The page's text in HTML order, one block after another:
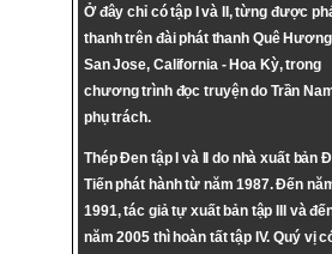
Ở đây chỉ có tập I và II, từng được
thanh trên đài phát thanh Quê
San Jose, California - Hoa Kỳ, trong
chương trình đọc truyện do Trần
phụ trách.
Thép Đen tập I và II do nhà xuất bản
Tiến phát hành từ năm 1987. Đến
1991, tác giả tự xuất bản tập III và
năm 2005 thì hoàn tất tập IV. Quý vị